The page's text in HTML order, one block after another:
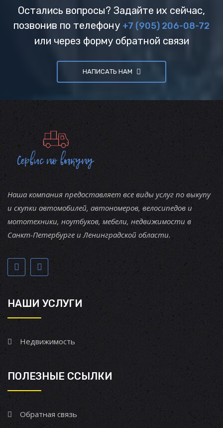
Остались вопросы? Задайте их сейчас,
позвонив по телефону +7 (905) 206-08-72
или через форму обратной связи
НАПИСАТЬ НАМ
Наша компания предоставляет все виды услуг по выкупу
и скупки автомобилей, автономеров, велосипедов и
мототехники, ноутбуков, мебели, недвижимости в
Санкт-Петербурге и Ленинградской области.
НАШИ УСЛУГИ
Недвижимость
ПОЛЕЗНЫЕ ССЫЛКИ
Обратная связь